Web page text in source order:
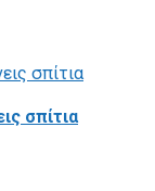
σπίτια